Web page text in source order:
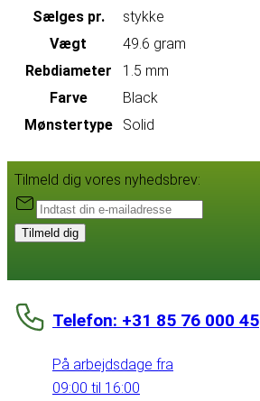
Sælges pr.
stykke
Vægt
49.6 gram
Rebdiameter
1.5 mm
Farve
Black
Mønstertype
Solid
Tilmeld dig vores nyhedsbrev:
Tilmeld dig
Telefon: +31 85 76 000 45
På arbejdsdage fra
09:00 til 16:00